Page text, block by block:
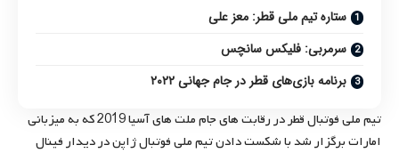
ستاره تیم ملی قطر: معز علی
سرمربی: فلیکس سانچس
برنامه بازی‌های قطر در جام جهانی ۲۰۲۲
تیم ملی فوتبال قطر در رقابت های جام ملت های آسیا 2019 که به میزبانی
امارات برگزار شد با شکست دادن تیم ملی فوتبال ژاپن در دیدار فینال